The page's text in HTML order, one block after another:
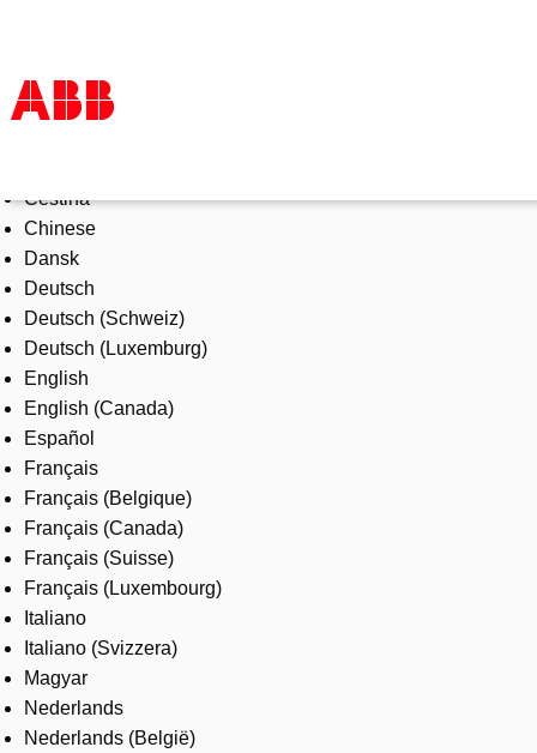
Products & Solutions
Industries
Services
About us
Where to buy
Contact us
Careers
Čeština
Chinese
Dansk
Deutsch
Deutsch (Schweiz)
Deutsch (Luxemburg)
English
English (Canada)
Español
Français
Français (Belgique)
Français (Canada)
Français (Suisse)
Français (Luxembourg)
Italiano
Italiano (Svizzera)
Magyar
Nederlands
Nederlands (België)